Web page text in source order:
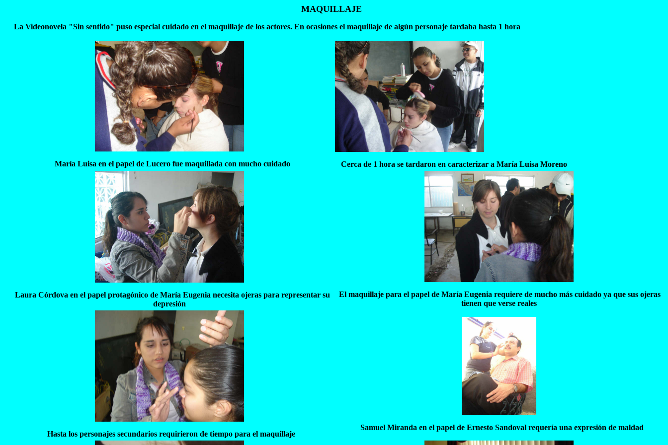
MAQUILLAJE
La Videonovela "Sin sentido" puso especial cuidado en el maquillaje de los actores. En ocasiones el maquillaje de algún personaje tardaba hasta 1 hora
María Luisa en el papel de Lucero fue maquillada con mucho cuidado Cerca de 1 hora se tardaron en caracterizar a María Luisa Moreno
Laura Córdova en el papel protagónico de María Eugenia necesita ojeras para representar su
depresión
El maquillaje para el papel de María Eugenia requiere de mucho más cuidado ya que sus ojeras
tienen que verse reales
Hasta los personajes secundarios requirieron de tiempo para el maquillaje
Samuel Miranda en el papel de Ernesto Sandoval requería una expresión de maldad